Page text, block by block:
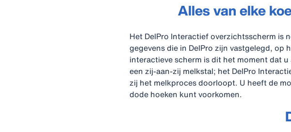
Alles van elke
Het DelPro Interactief overzichtsscherm is
gegevens die in DelPro zijn vastgelegd,
interactieve scherm is dit het moment dat
een zij-aan-zij melkstal; het DelPro
zij het melkproces doorloopt. U heeft de
dode hoeken kunt voorkomen.